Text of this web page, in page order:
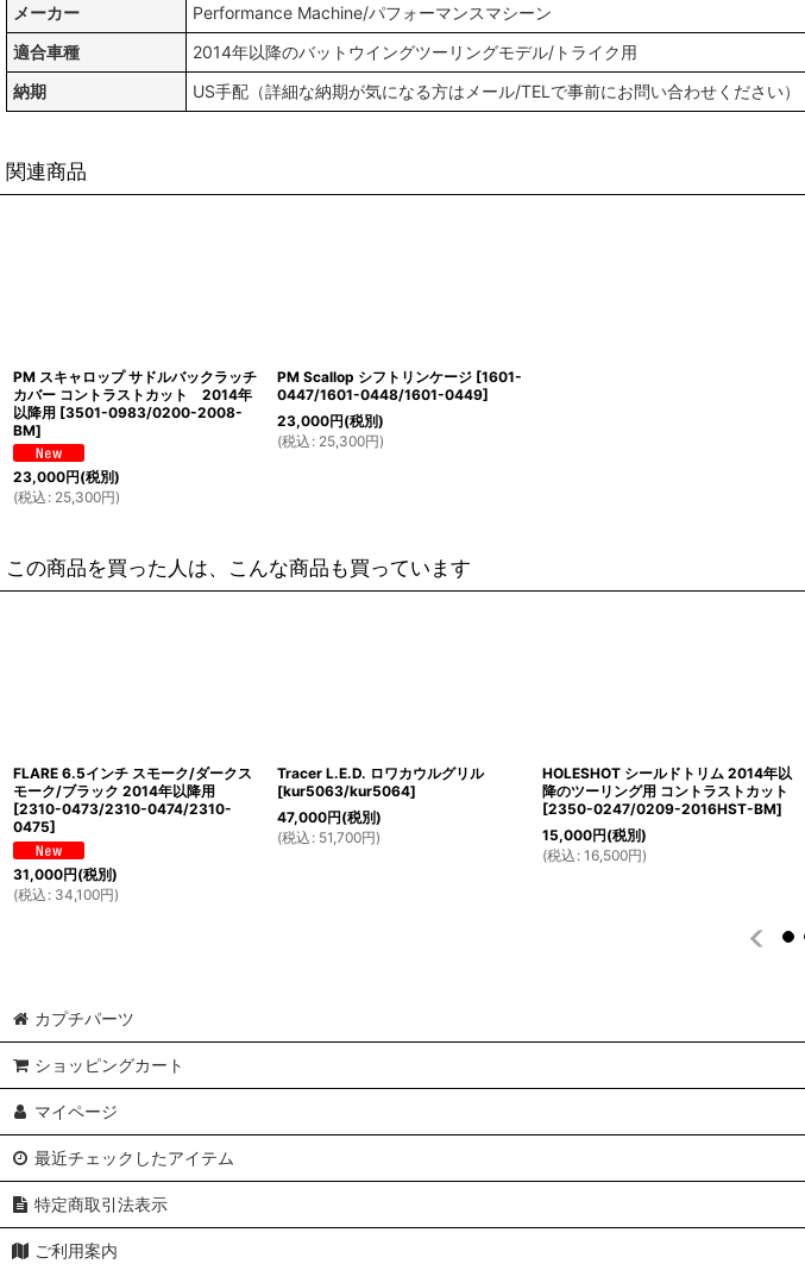
メーカー
Performance Machine/パフォーマンスマシーン
適合車種
2014年以降のバットウイングツーリングモデル/トライク用
納期
US手配（詳細な納期が気になる方はメール/TELで事前にお問い合わせください）
関連商品
PM スキャロップ サドルバックラッチ
カバー コントラストカット 2014年
以降用 [3501-0983/0200-2008-
BM]
23,000円(税別)
(税込 : 25,300円)
PM Scallop シフトリンケージ [1601-
0447/1601-0448/1601-0449]
23,000円(税別)
(税込 : 25,300円)
この商品を買った人は、こんな商品も買っています
FLARE 6.5インチ スモーク/ダークス
モーク/ブラック 2014年以降用
[2310-0473/2310-0474/2310-
0475]
31,000円(税別)
(税込 : 34,100円)
Tracer L.E.D. ロワカウルグリル
[kur5063/kur5064]
47,000円(税別)
(税込 : 51,700円)
HOLESHOT シールドトリム 2014年以
降のツーリング用 コントラストカット
[2350-0247/0209-2016HST-BM]
15,000円(税別)
(税込 : 16,500円)
カプチパーツ
ショッピングカート
マイページ
最近チェックしたアイテム
特定商取引法表示
ご利用案内